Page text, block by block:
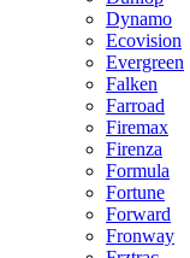
Dynamo
Ecovision
Evergreen
Falken
Farroad
Firemax
Firenza
Formula
Fortune
Forward
Fronway